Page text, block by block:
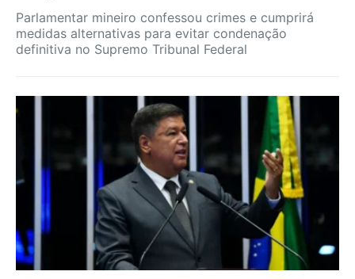
Parlamentar mineiro confessou crimes e cumprirá
medidas alternativas para evitar condenação
definitiva no Supremo Tribunal Federal